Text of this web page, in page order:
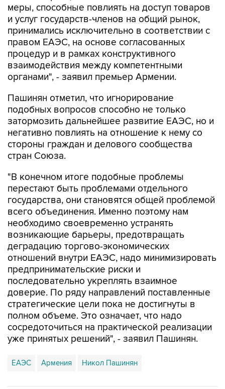
меры, способные повлиять на доступ товаров
и услуг государств-членов на общий рынок,
принимались исключительно в соответствии с
правом ЕАЭС, на основе согласованных
процедур и в рамках конструктивного
взаимодействия между компетентными
органами", - заявил премьер Армении.
Пашинян отметил, что игнорирование
подобных вопросов способно не только
затормозить дальнейшее развитие ЕАЭС, но и
негативно повлиять на отношение к нему со
стороны граждан и делового сообщества
стран Союза.
"В конечном итоге подобные проблемы
перестают быть проблемами отдельного
государства, они становятся общей проблемой
всего объединения. Именно поэтому нам
необходимо своевременно устранять
возникающие барьеры, предотвращать
деградацию торгово-экономических
отношений внутри ЕАЭС, надо минимизировать
предпринимательские риски и
последовательно укреплять взаимное
доверие. По ряду направлений поставленные
стратегические цели пока не достигнуты в
полном объеме. Это означает, что надо
сосредоточиться на практической реализации
уже принятых решений", - заявил Пашинян.
ЕАЭС Армения Никол Пашинян